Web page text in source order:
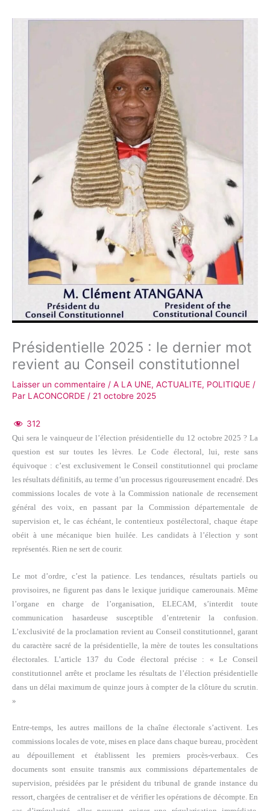
Présidentielle 2025 : le dernier mot
revient au Conseil constitutionnel
Laisser un commentaire / A LA UNE, ACTUALITE, POLITIQUE /
Par LACONCORDE / 21 octobre 2025
312
Qui sera le vainqueur de l’élection présidentielle du 12 octobre 2025 ? La
question est sur toutes les lèvres. Le Code électoral, lui, reste sans
équivoque : c’est exclusivement le Conseil constitutionnel qui proclame
les résultats définitifs, au terme d’un processus rigoureusement encadré. Des
commissions locales de vote à la Commission nationale de recensement
général des voix, en passant par la Commission départementale de
supervision et, le cas échéant, le contentieux postélectoral, chaque étape
obéit à une mécanique bien huilée. Les candidats à l’élection y sont
représentés. Rien ne sert de courir.
Le mot d’ordre, c’est la patience. Les tendances, résultats partiels ou
provisoires, ne figurent pas dans le lexique juridique camerounais. Même
l’organe en charge de l’organisation, ELECAM, s’interdit toute
communication hasardeuse susceptible d’entretenir la confusion.
L’exclusivité de la proclamation revient au Conseil constitutionnel, garant
du caractère sacré de la présidentielle, la mère de toutes les consultations
électorales. L’article 137 du Code électoral précise : « Le Conseil
constitutionnel arrête et proclame les résultats de l’élection présidentielle
dans un délai maximum de quinze jours à compter de la clôture du scrutin.
»
Entre-temps, les autres maillons de la chaîne électorale s’activent. Les
commissions locales de vote, mises en place dans chaque bureau, procèdent
au dépouillement et établissent les premiers procès-verbaux. Ces
documents sont ensuite transmis aux commissions départementales de
supervision, présidées par le président du tribunal de grande instance du
ressort, chargées de centraliser et de vérifier les opérations de décompte. En